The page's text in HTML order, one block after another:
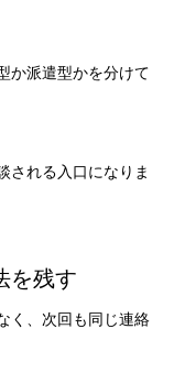
か派遣型かを分けて
される入口になりま
を残す
く、次回も同じ連絡